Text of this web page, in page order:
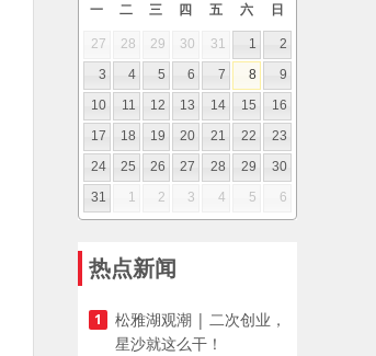
一 二 三 四 五 六 日
27 28 29 30 31 1
2
3
4 5 6 7 8
9
10
11 12 13 14 15
16
17
18 19 20 21 22
23
24
25 26 27 28 29
30
31
1 2 3 4 5 6
热点新闻
1
松雅湖观潮 | 二次创业，
星沙就这么干！